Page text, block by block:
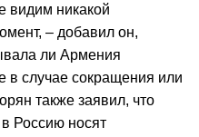
видим никакой
– добавил он,
ли Армения
в случае сокращения или
также заявил, что
Россию носят